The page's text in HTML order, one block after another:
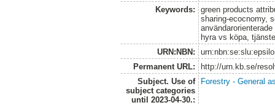
Keywords:
green products
sharing-ecocnomy,
hyra vs köpa,
URN:NBN:
Permanent URL:
http://urn.kb.se/
Subject. Use of
subject categories
until 2023-04-30.:
Forestry - General